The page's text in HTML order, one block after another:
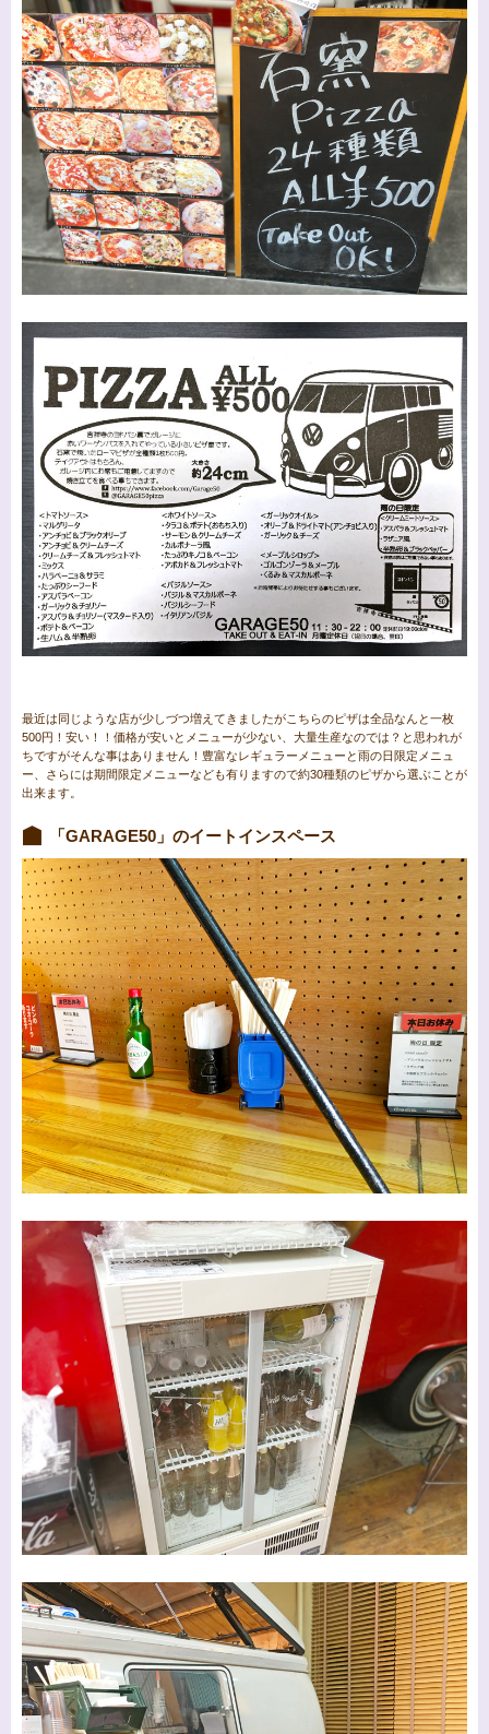
最近は同じような店が少しづつ増えてきましたがこちらのピザは全品なんと一枚
500円！安い！！価格が安いとメニューが少ない、大量生産なのでは？と思われが
ちですがそんな事はありません！豊富なレギュラーメニューと雨の日限定メニュ
ー、さらには期間限定メニューなども有りますので約30種類のピザから選ぶことが
出来ます。
「GARAGE50」のイートインスペース